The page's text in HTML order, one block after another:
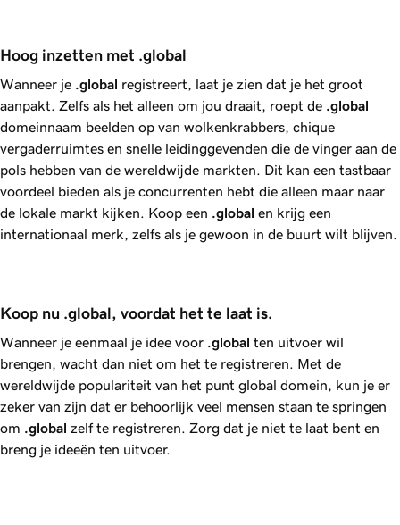
Hoog inzetten met .global
Wanneer je .global registreert, laat je zien dat je het groot
aanpakt. Zelfs als het alleen om jou draait, roept de .global
domeinnaam beelden op van wolkenkrabbers, chique
vergaderruimtes en snelle leidinggevenden die de vinger aan de
pols hebben van de wereldwijde markten. Dit kan een tastbaar
voordeel bieden als je concurrenten hebt die alleen maar naar
de lokale markt kijken. Koop een .global en krijg een
internationaal merk, zelfs als je gewoon in de buurt wilt blijven.
Koop nu .global, voordat het te laat is.
Wanneer je eenmaal je idee voor .global ten uitvoer wil
brengen, wacht dan niet om het te registreren. Met de
wereldwijde populariteit van het punt global domein, kun je er
zeker van zijn dat er behoorlijk veel mensen staan te springen
om .global zelf te registreren. Zorg dat je niet te laat bent en
breng je ideeën ten uitvoer.